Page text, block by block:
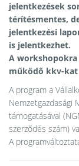
jelentkezések
térítésmentes,
jelentkezési
is jelentkezhet.
A workshopokra
működő kkv-
A program a
Nemzetgazdasági
támogatásával
szerződés szám)
A